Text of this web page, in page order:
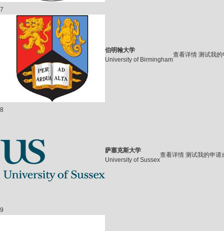
7
伯明翰大学
University of Birmingham
查看详情 测试我的
8
萨塞克斯大学
University of Sussex
查看详情 测试我的申请
9